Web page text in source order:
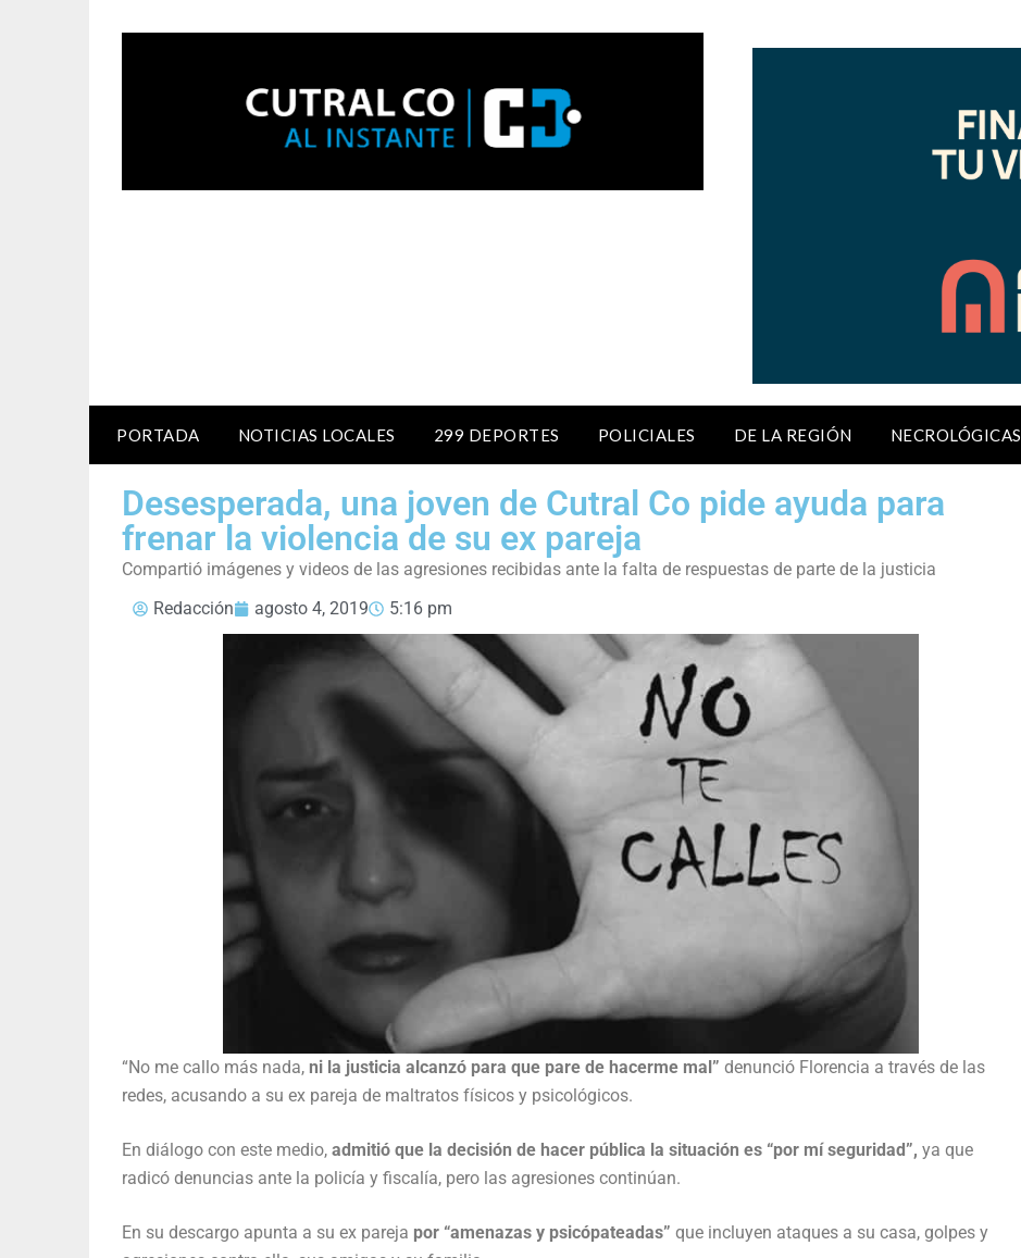
PORTADA NOTICIAS LOCALES 299 DEPORTES POLICIALES DE LA REGIÓN NECROLÓGICAS
Desesperada, una joven de Cutral Co pide ayuda para
frenar la violencia de su ex pareja
Compartió imágenes y videos de las agresiones recibidas ante la falta de respuestas de parte de la justicia
Redacción
agosto 4, 2019 5:16 pm
“No me callo más nada, ni la justicia alcanzó para que pare de hacerme mal” denunció Florencia a través de las
redes, acusando a su ex pareja de maltratos físicos y psicológicos.
En diálogo con este medio, admitió que la decisión de hacer pública la situación es “por mí seguridad”, ya que
radicó denuncias ante la policía y fiscalía, pero las agresiones continúan.
En su descargo apunta a su ex pareja por “amenazas y psicópateadas” que incluyen ataques a su casa, golpes y